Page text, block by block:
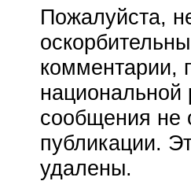
Пожалуйста,
комментарии,
национальной
сообщения не
публикации.
удалены.